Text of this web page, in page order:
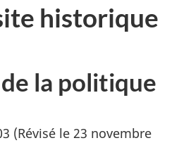
historique
la politique
(Révisé le 23 novembre